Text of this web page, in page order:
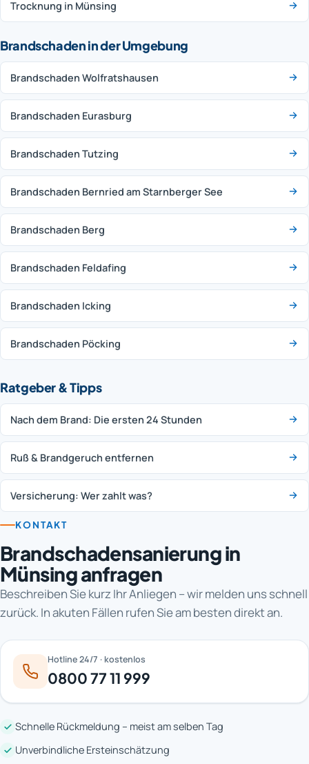
Trocknung in Münsing
Brandschaden in der Umgebung
Brandschaden Wolfratshausen
Brandschaden Eurasburg
Brandschaden Tutzing
Brandschaden Bernried am Starnberger See
Brandschaden Berg
Brandschaden Feldafing
Brandschaden Icking
Brandschaden Pöcking
Ratgeber & Tipps
Nach dem Brand: Die ersten 24 Stunden
Ruß & Brandgeruch entfernen
Versicherung: Wer zahlt was?
KONTAKT
Brandschadensanierung in
Münsing anfragen
Beschreiben Sie kurz Ihr Anliegen – wir melden uns schnell
zurück. In akuten Fällen rufen Sie am besten direkt an.
Hotline 24/7 · kostenlos
0800 77 11 999
Schnelle Rückmeldung – meist am selben Tag
Unverbindliche Ersteinschätzung